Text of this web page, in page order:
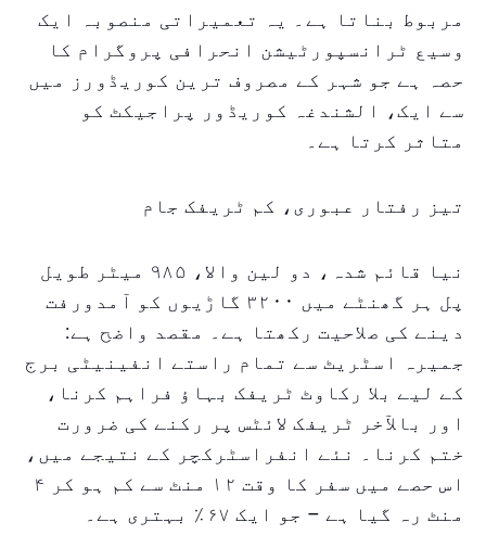
مربوط بناتا ہے۔ یہ تعمیراتی منصوبہ ایک
وسیع ٹرانسپورٹیشن انحرافی پروگرام کا
حصہ ہے جو شہر کے مصروف ترین کوریڈورز میں
سے ایک، الشندغہ کوریڈور پراجیکٹ کو
متاثر کرتا ہے۔
تیز رفتار عبوری، کم ٹریفک جام
نیا قائم شدہ، دو لین والا، ۹۸۵ میٹر طویل
پل ہر گھنٹے میں ۳۲۰۰ گاڑیوں کو آمدورفت
دینے کی صلاحیت رکھتا ہے۔ مقصد واضح ہے:
جمیرہ اسٹریٹ سے تمام راستے انفینیٹی برج
کے لیے بلا رکاوٹ ٹریفک بہاؤ فراہم کرنا،
اور بالآخر ٹریفک لائٹس پر رکنے کی ضرورت
ختم کرنا۔ نئے انفراسٹرکچر کے نتیجے میں،
اس حصے میں سفر کا وقت ۱۲ منٹ سے کم ہو کر ۴
منٹ رہ گیا ہے – جو ایک ۶۷٪ بہتری ہے۔